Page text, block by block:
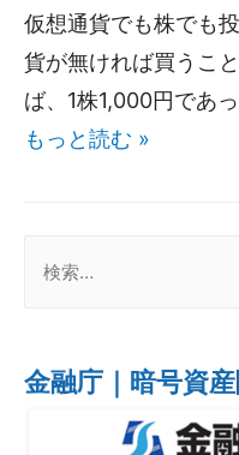
仮想通貨でも株でも
貨が無ければ買うこ
ば、1株1,000円であ
もっと読む »
金融庁｜暗号資